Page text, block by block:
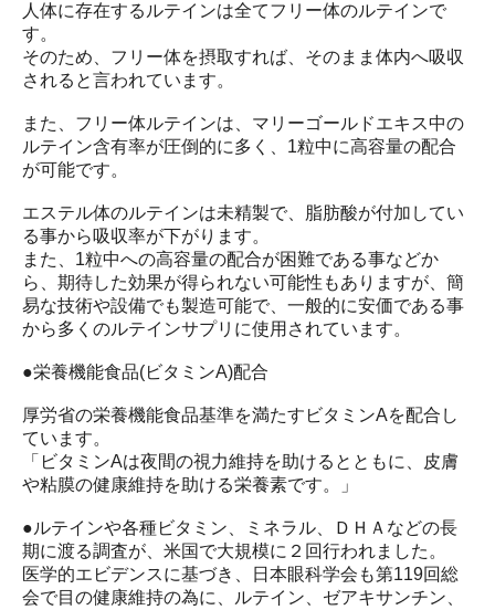
人体に存在するルテインは全てフリー体のルテインで
す。
そのため、フリー体を摂取すれば、そのまま体内へ吸収
されると言われています。
また、フリー体ルテインは、マリーゴールドエキス中の
ルテイン含有率が圧倒的に多く、1粒中に高容量の配合
が可能です。
エステル体のルテインは未精製で、脂肪酸が付加してい
る事から吸収率が下がります。
また、1粒中への高容量の配合が困難である事などか
ら、期待した効果が得られない可能性もありますが、簡
易な技術や設備でも製造可能で、一般的に安価である事
から多くのルテインサプリに使用されています。
●栄養機能食品(ビタミンA)配合
厚労省の栄養機能食品基準を満たすビタミンAを配合し
ています。
「ビタミンAは夜間の視力維持を助けるとともに、皮膚
や粘膜の健康維持を助ける栄養素です。」
●ルテインや各種ビタミン、ミネラル、ＤＨＡなどの長
期に渡る調査が、米国で大規模に２回行われました。
医学的エビデンスに基づき、日本眼科学会も第119回総
会で目の健康維持の為に、ルテイン、ゼアキサンチン、